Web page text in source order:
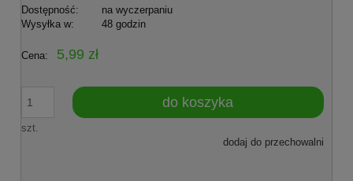
Dostępność:
na wyczerpaniu
Wysyłka w:
48 godzin
Cena: 5,99 zł
szt.
do koszyka
dodaj do przechowalni